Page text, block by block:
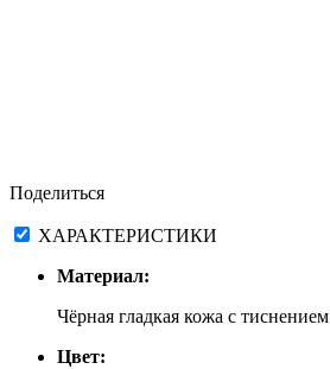
Поделиться
ХАРАКТЕРИСТИКИ
Материал:
Чёрная гладкая кожа с тиснением
Цвет: